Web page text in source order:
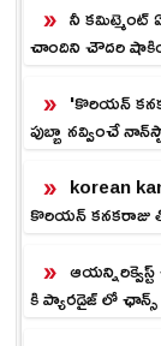
నీ కమిట్మెంట్
చాందిని చౌదరి
'కొరియన్
పుబ్బా నవ్వించే
korean
కొరియన్ కనకరాజు
ఇలా!
కి ప్యారడైజ్ లో ఛాన్స్